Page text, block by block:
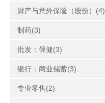
财产与意外保险（股份）(4)
制药(3)
批发：保健(3)
银行：商业储蓄(3)
专业零售(2)